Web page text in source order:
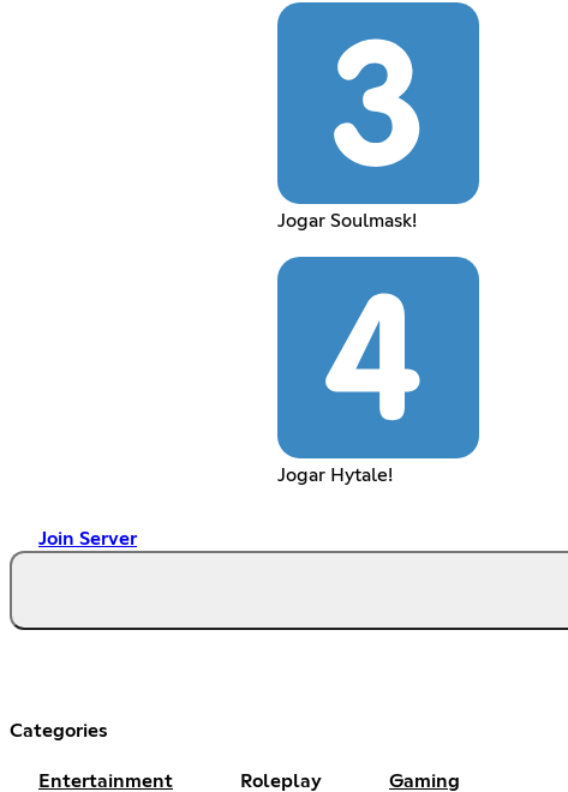
Jogar Soulmask!
Jogar Hytale!
Join Server
Categories
Entertainment Roleplay Gaming